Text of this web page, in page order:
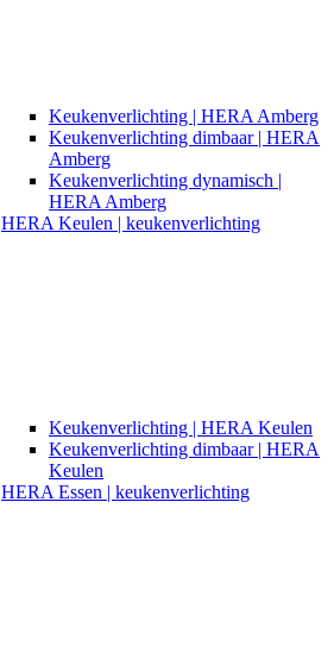
Keukenverlichting | HERA Amberg
Keukenverlichting dimbaar | HERA
Amberg
Keukenverlichting dynamisch |
HERA Amberg
HERA Keulen | keukenverlichting
Keukenverlichting | HERA Keulen
Keukenverlichting dimbaar | HERA
Keulen
HERA Essen | keukenverlichting